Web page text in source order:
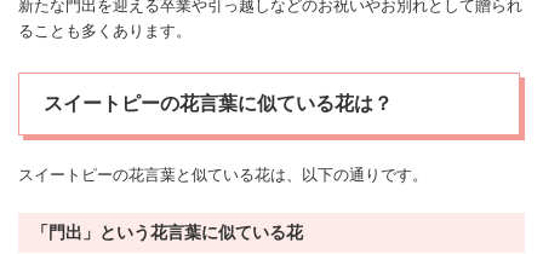
新たな門出を迎える卒業や引っ越しなどのお祝いやお別れとして贈られ
ることも多くあります。
スイートピーの花言葉に似ている花は？
スイートピーの花言葉と似ている花は、以下の通りです。
「門出」という花言葉に似ている花